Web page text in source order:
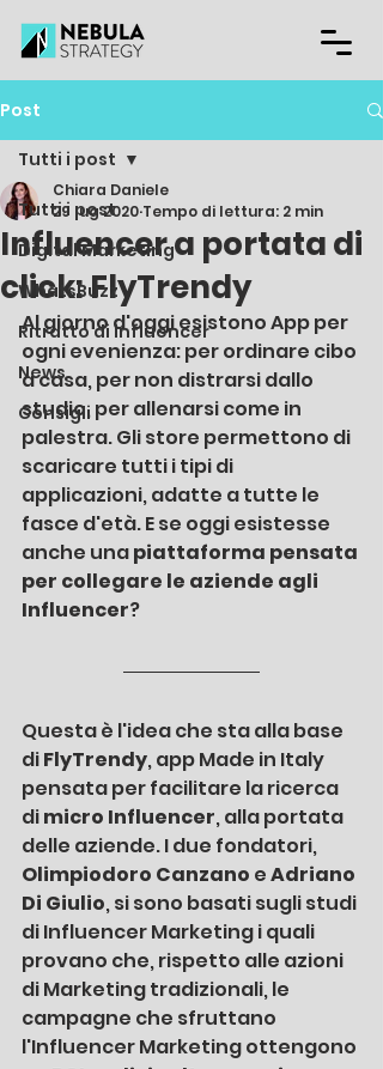
Post
Tutti i post
Digital Marketing
WhatsBuzz
Ritratto di influencer
News
Consigli
Tutti i post
Influencer a portata di
click: FlyTrendy
Chiara Daniele
29 lug 2020 Tempo di lettura: 2 min
Al giorno d'oggi esistono App per
ogni evenienza: per ordinare cibo
a casa, per non distrarsi dallo
studio, per allenarsi come in
palestra. Gli store permettono di
scaricare tutti i tipi di
applicazioni, adatte a tutte le
fasce d'età. E se oggi esistesse
anche una piattaforma pensata
per collegare le aziende agli
Influencer?
Questa è l'idea che sta alla base
di FlyTrendy, app Made in Italy
pensata per facilitare la ricerca
di micro Influencer, alla portata
delle aziende. I due fondatori,
Olimpiodoro Canzano e Adriano
Di Giulio, si sono basati sugli studi
di Influencer Marketing i quali
provano che, rispetto alle azioni
di Marketing tradizionali, le
campagne che sfruttano
l'Influencer Marketing ottengono